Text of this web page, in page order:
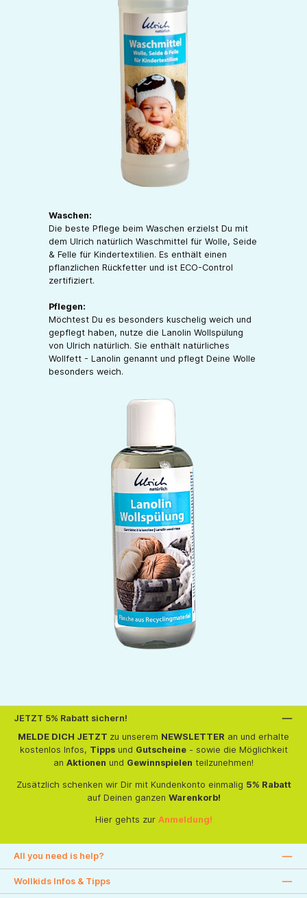
Waschen:
Die beste Pflege beim Waschen erzielst Du mit
dem Ulrich natürlich Waschmittel für Wolle, Seide
& Felle für Kindertextilien. Es enthält einen
pflanzlichen Rückfetter und ist ECO-Control
zertifiziert.
Pflegen:
Möchtest Du es besonders kuschelig weich und
gepflegt haben, nutze die Lanolin Wollspülung
von Ulrich natürlich. Sie enthält natürliches
Wollfett - Lanolin genannt und pflegt Deine Wolle
besonders weich.
JETZT 5% Rabatt sichern!
MELDE DICH JETZT zu unserem NEWSLETTER an und erhalte
kostenlos Infos, Tippsund Gutscheine- sowie die Möglichkeit
an Aktionen und Gewinnspielen teilzunehmen!
Zusätzlich schenken wir Dir mit Kundenkonto einmalig 5% Rabatt
auf Deinen ganzen Warenkorb!
Hier gehts zur Anmeldung!
All you need is help?
Wollkids Infos & Tipps